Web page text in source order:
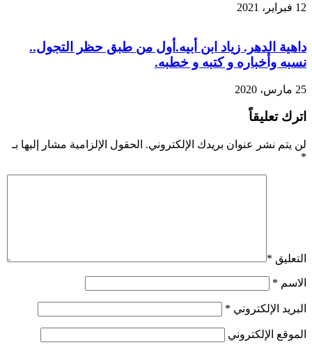
12 فبراير، 2021
داهية الدهر. زياد ابن أبيه.أول من طبق حظر التجول..
نسبه وأخباره و كتبه و خطبه.
25 مارس، 2020
اترك تعليقاً
لن يتم نشر عنوان بريدك الإلكتروني. الحقول الإلزامية مشار إليها بـ
*
التعليق *
الاسم *
البريد الإلكتروني *
الموقع الإلكتروني